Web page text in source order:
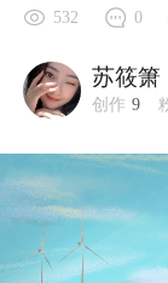
532 0
苏筱箫
创作 9